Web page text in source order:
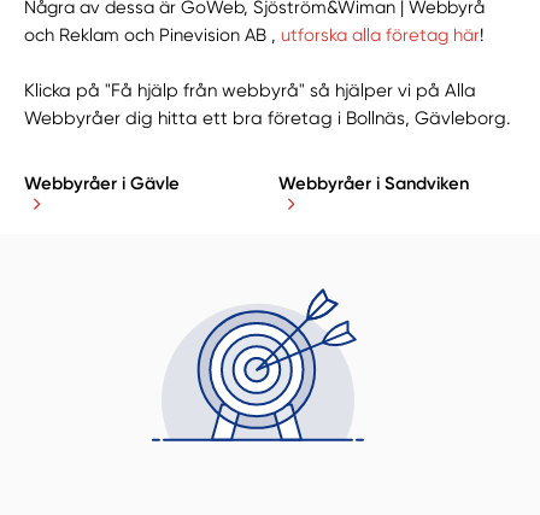
Några av dessa är GoWeb, Sjöström&Wiman | Webbyrå
och Reklam och Pinevision AB ,utforska alla företag här!
Klicka på "Få hjälp från webbyrå" så hjälper vi på Alla
Webbyråer dig hitta ett bra företag i Bollnäs, Gävleborg.
Webbyråer i Gävle Webbyråer i Sandviken